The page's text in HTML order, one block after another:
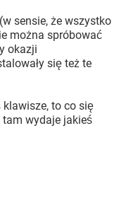
sensie, że wszystko
można spróbować
okazji
się też te
to co się
wydaje jakieś